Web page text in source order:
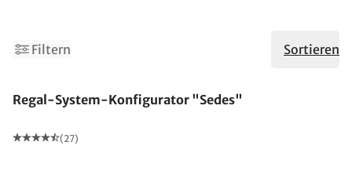
Filtern Sortieren
Regal-System-Konfigurator "Sedes"
(27)
2